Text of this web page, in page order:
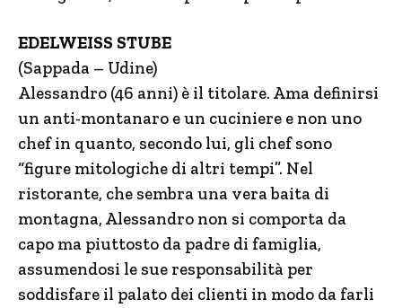
EDELWEISS STUBE
(Sappada – Udine)
Alessandro (46 anni) è il titolare. Ama definirsi
un anti-montanaro e un cuciniere e non uno
chef in quanto, secondo lui, gli chef sono
“figure mitologiche di altri tempi”. Nel
ristorante, che sembra una vera baita di
montagna, Alessandro non si comporta da
capo ma piuttosto da padre di famiglia,
assumendosi le sue responsabilità per
soddisfare il palato dei clienti in modo da farli